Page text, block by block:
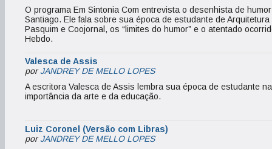
O programa Em Sintonia Com entrevista o desenhista de
Santiago. Ele fala sobre sua época de estudante de
Pasquim e Coojornal, os “limites do humor” e o atentado
Hebdo.
Valesca de Assis
porJANDREY DE MELLO LOPES
A escritora Valesca de Assis lembra sua época de estudante
importância da arte e da educação.
Luiz Coronel (Versão com Libras)
porJANDREY DE MELLO LOPES